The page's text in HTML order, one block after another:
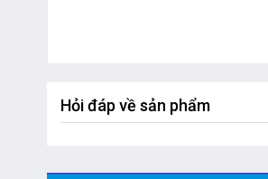
Hỏi đáp về sản phẩm